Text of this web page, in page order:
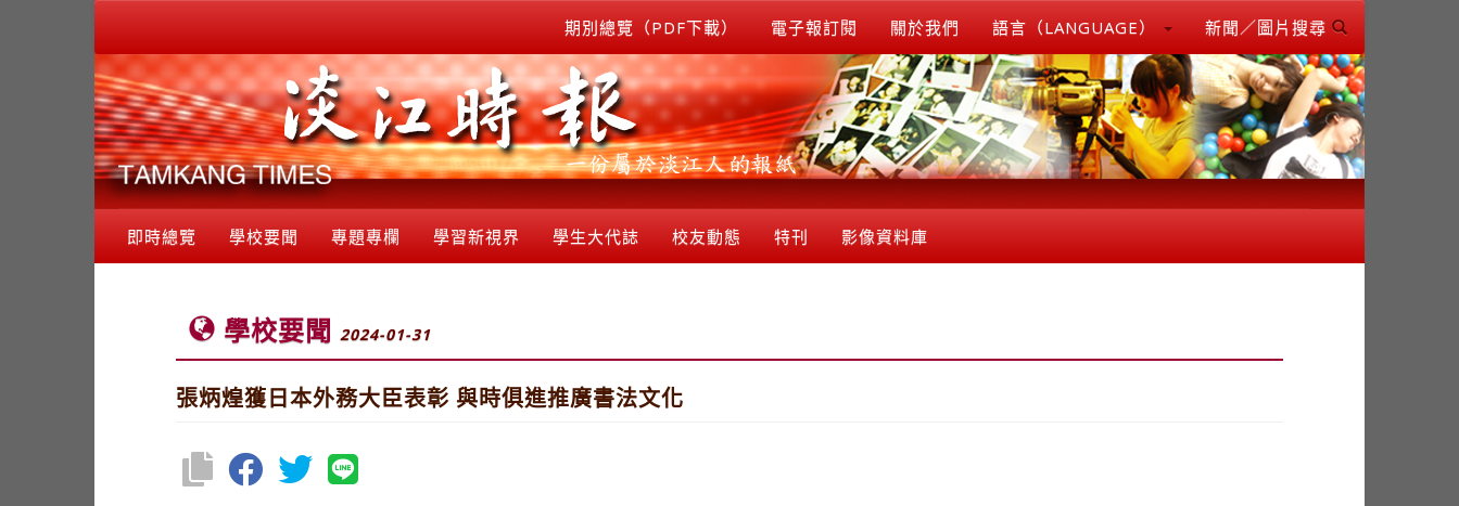
期別總覽（PDF下載） 電子報訂閱 關於我們 語言（LANGUAGE） 新聞／圖片搜尋
即時總覽 學校要聞 專題專欄 學習新視界 學生大代誌 校友動態 特刊 影像資料庫
學校要聞 2024-01-31
張炳煌獲日本外務大臣表彰 與時俱進推廣書法文化